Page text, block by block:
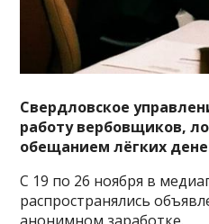
Свердловское
работу вербовщиков,
обещанием лёгких
С 19 по 26 ноября в
распространялись